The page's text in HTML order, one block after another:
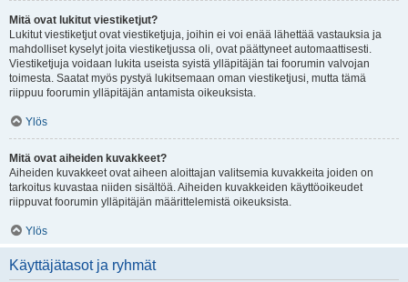
Mitä ovat lukitut viestiketjut?
Lukitut viestiketjut ovat viestiketjuja, joihin ei voi enää lähettää vastauksia ja
mahdolliset kyselyt joita viestiketjussa oli, ovat päättyneet automaattisesti.
Viestiketjuja voidaan lukita useista syistä ylläpitäjän tai foorumin valvojan
toimesta. Saatat myös pystyä lukitsemaan oman viestiketjusi, mutta tämä
riippuu foorumin ylläpitäjän antamista oikeuksista.
Ylös
Mitä ovat aiheiden kuvakkeet?
Aiheiden kuvakkeet ovat aiheen aloittajan valitsemia kuvakkeita joiden on
tarkoitus kuvastaa niiden sisältöä. Aiheiden kuvakkeiden käyttöoikeudet
riippuvat foorumin ylläpitäjän määrittelemistä oikeuksista.
Ylös
Käyttäjätasot ja ryhmät